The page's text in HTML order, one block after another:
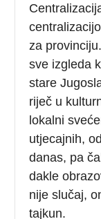
za
sve izgleda
stare
riječ u
lokalni
utjecajnih,
danas, pa
dakle
nije slučaj,
tajkun.